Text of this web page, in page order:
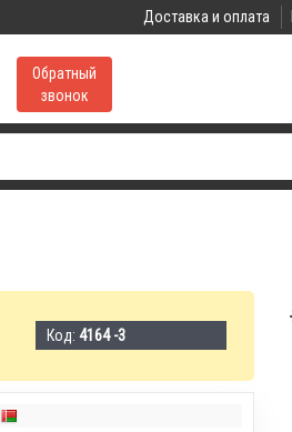
Доставка и оплата
Обратный
звонок
Код:4164 -3